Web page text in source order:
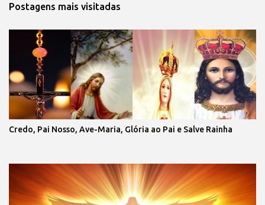
Postagens mais visitadas
Credo, Pai Nosso, Ave-Maria, Glória ao Pai e Salve Rainha